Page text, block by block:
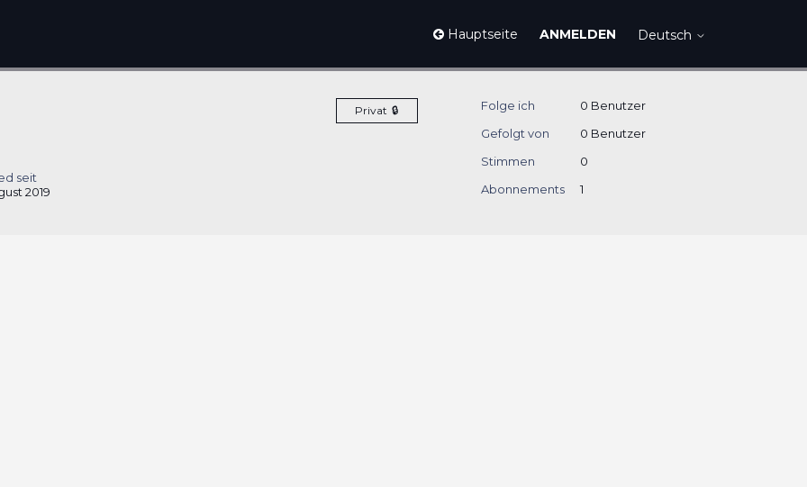
Hauptseite ANMELDEN Deutsch
Privat
seit
2019
Folge ich
0 Benutzer
Gefolgt von
0 Benutzer
Stimmen
0
Abonnements
1